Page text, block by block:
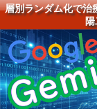
層別ランダム化で治